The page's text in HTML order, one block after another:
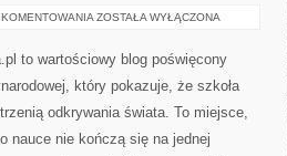
EDUKACJA
TRADYCJE
ZOSTAŁA WYŁĄCZONA
to wartościowy blog poświęcony
który pokazuje, że szkoła
odkrywania świata. To miejsce,
nauce nie kończą się na jednej